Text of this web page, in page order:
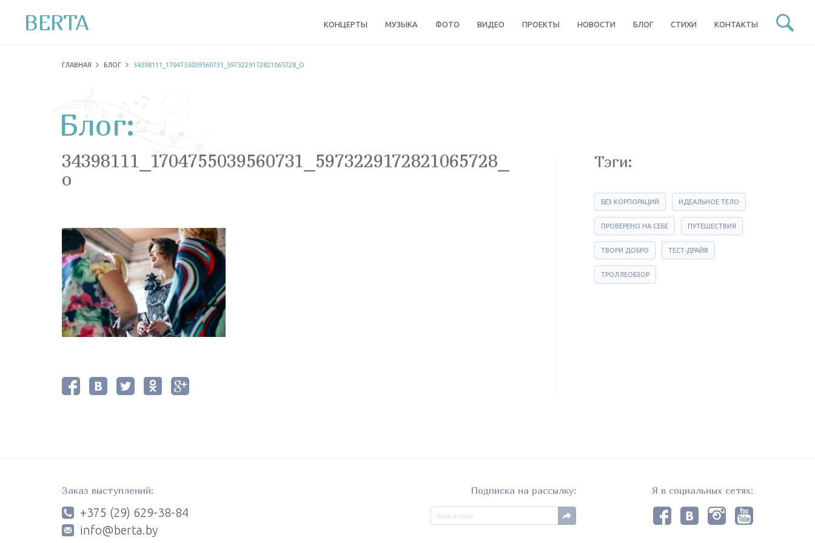
BERTA КОНЦЕРТЫ МУЗЫКА ФОТО ВИДЕО ПРОЕКТЫ НОВОСТИ БЛОГ СТИХИ КОНТАКТЫ
ГЛАВНАЯ БЛОГ 34398111_1704755039560731_5973229172821065728_O
Блог:
34398111_1704755039560731_5973229172821065728_
o
Тэги:
БЕЗ КОРПОРАЦИЙ ИДЕАЛЬНОЕ ТЕЛО
ПРОВЕРЕНО НА СЕБЕ ПУТЕШЕСТВИЯ
ТВОРИ ДОБРО ТЕСТ-ДРАЙВ
ТРОЛЛЕОБЗОР
Заказ выступлений:
+375 (29) 629-38-84
info@berta.by
Подписка на рассылку: Я в социальных сетях: